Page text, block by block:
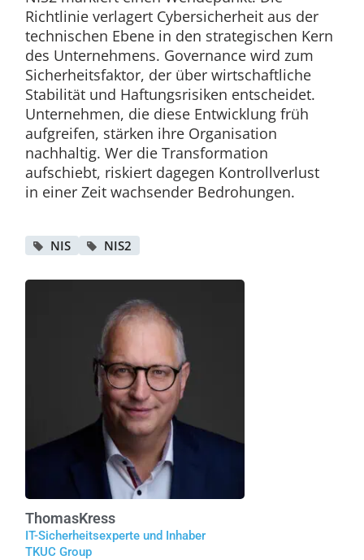
Richtlinie verlagert Cybersicherheit aus der
technischen Ebene in den strategischen Kern
des Unternehmens. Governance wird zum
Sicherheitsfaktor, der über wirtschaftliche
Stabilität und Haftungsrisiken entscheidet.
Unternehmen, die diese Entwicklung früh
aufgreifen, stärken ihre Organisation
nachhaltig. Wer die Transformation
aufschiebt, riskiert dagegen Kontrollverlust
in einer Zeit wachsender Bedrohungen.
NIS NIS2
ThomasKress
IT-Sicherheitsexperte und Inhaber
TKUC Group